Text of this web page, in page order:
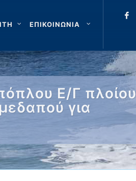
ΕΠΙΚΟΙΝΩΝΙΑ
Ε/Γ πλοίου
για